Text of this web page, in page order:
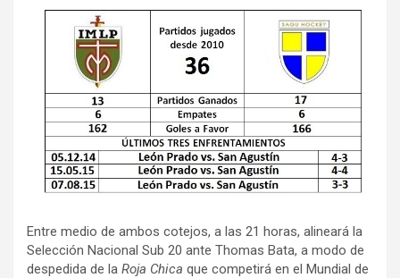
Entre medio de ambos cotejos, a las 21 horas, alineará la
Selección Nacional Sub 20 ante Thomas Bata, a modo de
despedida de la Roja Chica que competirá en el Mundial de